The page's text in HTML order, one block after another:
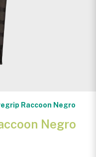
Raccoon Negro
Negro